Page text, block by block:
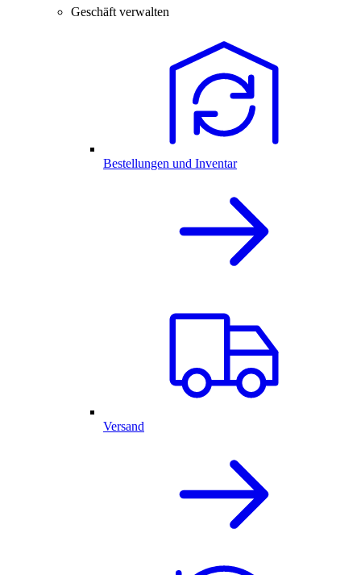
Geschäft verwalten
Bestellungen und Inventar
Versand